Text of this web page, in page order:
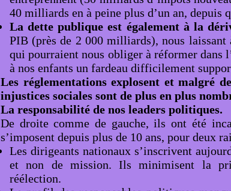
40 milliards en à peine plus d’un an, depuis
La dette publique est également à la
PIB (près de 2 000 milliards), nous laissant
qui pourraient nous obliger à réformer dans
à nos enfants un fardeau difficilement
Les réglementations explosent et malgré
injustices sociales sont de plus en plus
La responsabilité de nos leaders politiques.
De droite comme de gauche, ils ont été
s’imposent depuis plus de 10 ans, pour deux
Les dirigeants nationaux s’inscrivent
et non de mission. Ils minimisent la
réélection.